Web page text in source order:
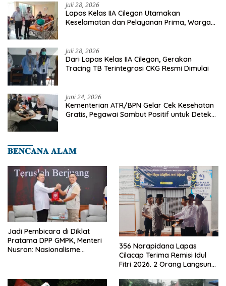
Juli 28, 2026
Lapas Kelas IIA Cilegon Utamakan
Keselamatan dan Pelayanan Prima, Warga
Juli 28, 2026
Dari Lapas Kelas IIA Cilegon, Gerakan
Tracing TB Terintegrasi CKG Resmi Dimulai
Juni 24, 2026
Kementerian ATR/BPN Gelar Cek Kesehatan
Gratis, Pegawai Sambut Positif untuk Deteksi
𝐁𝐄𝐍𝐂𝐀𝐍𝐀 𝐀𝐋𝐀𝐌
Jadi Pembicara di Diklat
Pratama DPP GMPK, Menteri
Nusron: Nasionalisme
356 Narapidana Lapas
Cilacap Terima Remisi Idul
Fitri 2026. 2 Orang Langsung